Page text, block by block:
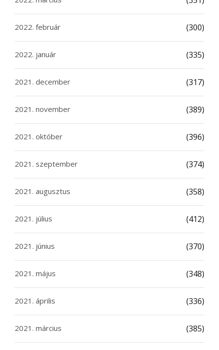
2022. február (300)
2022. január (335)
2021. december (317)
2021. november (389)
2021. október (396)
2021. szeptember (374)
2021. augusztus (358)
2021. július (412)
2021. június (370)
2021. május (348)
2021. április (336)
2021. március (385)